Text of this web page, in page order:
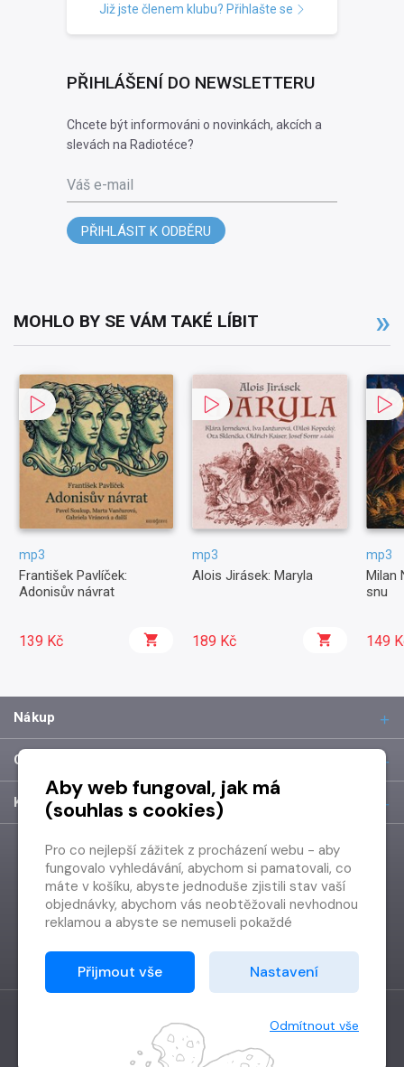
Již jste členem klubu? Přihlašte se
PŘIHLÁŠENÍ DO NEWSLETTERU
Chcete být informováni o novinkách, akcích a
slevách na Radiotéce?
Váš e-mail
PŘIHLÁSIT K ODBĚRU
MOHLO BY SE VÁM TAKÉ LÍBIT
mp3
František Pavlíček:
Adonisův návrat
139 Kč
mp3
Alois Jirásek: Maryla
189 Kč
mp3
Milan
snu
149
Nákup
O společnosti
Kontakt
Vytvořilo Grand IT s.r.o.
Aby web fungoval, jak má
(souhlas s cookies)
Pro co nejlepší zážitek z procházení webu - aby
fungovalo vyhledávání, abychom si pamatovali, co
máte v košíku, abyste jednoduše zjistili stav vaší
objednávky, abychom vás neobtěžovali nevhodnou
reklamou a abyste se nemuseli pokaždé
Proto od vás potřebujeme souhlas se
zpracováním souborů cookies
Děkujeme, že nám ho dáte a pomůžete nám tak
Přijmout vše Nastavení
Odmítnout vše